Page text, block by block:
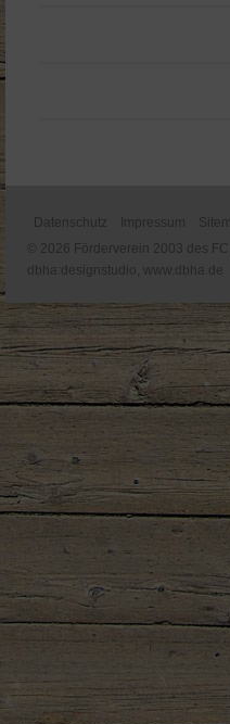
Datenschutz Impressum
© 2026 Förderverein 2003 des
dbha:designstudio,
www.dbha.de